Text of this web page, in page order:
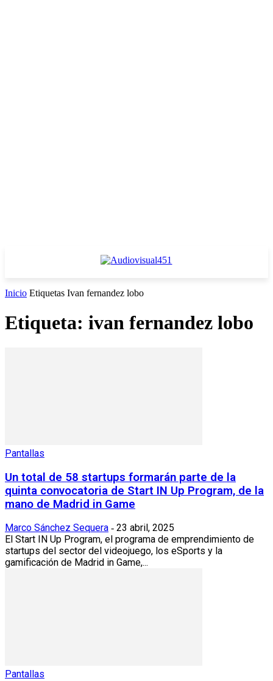
Inicio Etiquetas Ivan fernandez lobo
Etiqueta: ivan fernandez lobo
Pantallas
Un total de 58 startups formarán parte de la
quinta convocatoria de Start IN Up Program, de la
mano de Madrid in Game
Marco Sánchez Sequera - 23 abril, 2025
El Start IN Up Program, el programa de emprendimiento de
startups del sector del videojuego, los eSports y la
gamificación de Madrid in Game,...
Pantallas